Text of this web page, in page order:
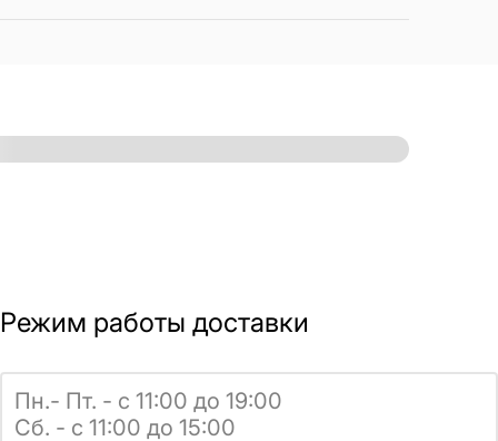
Режим работы доставки
Пн.- Пт. - с 11:00 до 19:00
Сб. - с 11:00 до 15:00